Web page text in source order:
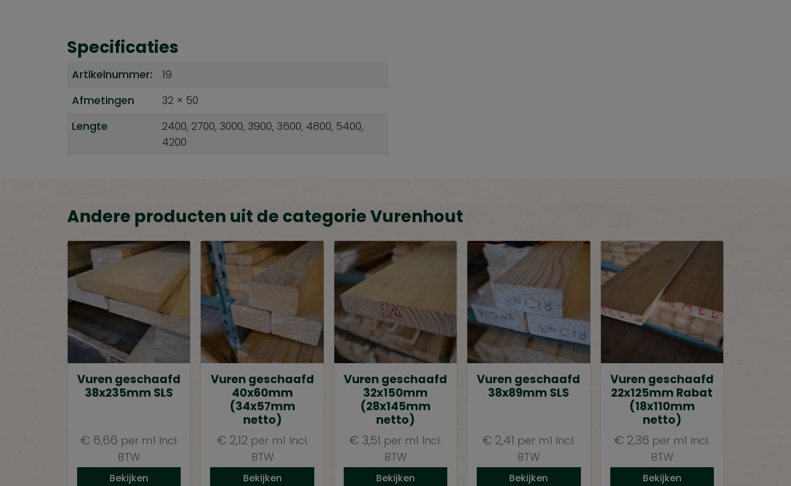
Specificaties
Artikelnummer:
19
Afmetingen
32 × 50
Lengte
2400, 2700, 3000, 3900, 3600, 4800, 5400,
4200
Andere producten uit de categorie Vurenhout
Vuren geschaafd
38x235mm SLS
€ 6,66 per m1 Incl.
BTW
Bekijken
Vuren geschaafd
40x60mm
(34x57mm
netto)
€ 2,12 per m1 Incl.
BTW
Bekijken
Vuren geschaafd
32x150mm
(28x145mm
netto)
€ 3,51 per m1 Incl.
BTW
Bekijken
Vuren geschaafd
38x89mm SLS
€ 2,41 per m1 Incl.
BTW
Bekijken
Vuren geschaafd
22x125mm Rabat
(18x110mm
netto)
€ 2,36 per m1 Incl.
BTW
Bekijken